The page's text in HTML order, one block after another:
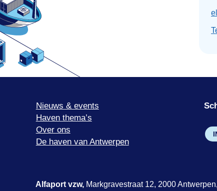
Nieuws & events
Haven thema’s
Over ons
De haven van Antwerpen
Alfaport vzw, Markgravestraat 12, 2000